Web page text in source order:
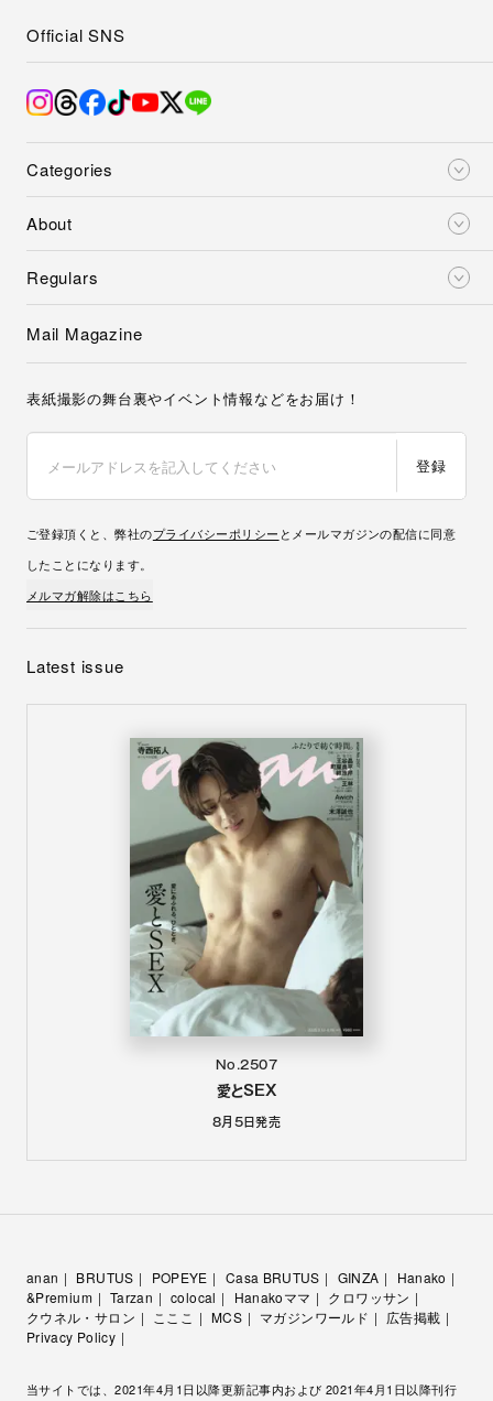
Categories
About
Regulars
Official SNS
Mail Magazine
表紙撮影の舞台裏やイベント情報などをお届け！
登録
ご登録頂くと、弊社のプライバシーポリシー とメールマガジンの配信に同意
したことになります。
メルマガ解除はこちら
Latest issue
No.2507
愛とSEX
8月5日発売
anan BRUTUS POPEYE Casa BRUTUS GINZA
Hanako
&Premium
Tarzan colocal Hanakoママ
クロワッサン
クウネル・サロン
こここ MCS マガジンワールド
広告掲載
Privacy Policy
当サイトでは、2021年4月1日以降更新記事内および 2021年4月1日以降刊行